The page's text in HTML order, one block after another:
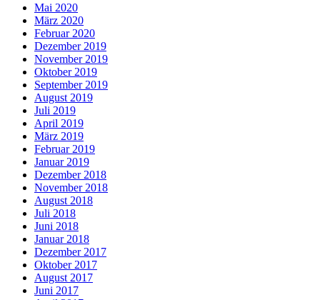
Mai 2020
März 2020
Februar 2020
Dezember 2019
November 2019
Oktober 2019
September 2019
August 2019
Juli 2019
April 2019
März 2019
Februar 2019
Januar 2019
Dezember 2018
November 2018
August 2018
Juli 2018
Juni 2018
Januar 2018
Dezember 2017
Oktober 2017
August 2017
Juni 2017